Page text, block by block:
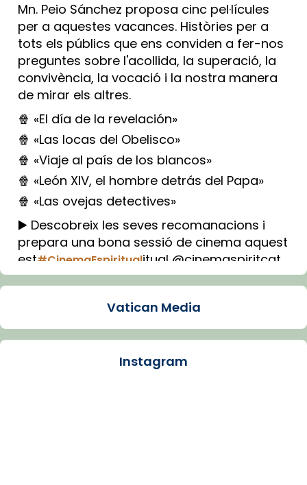
Mn. Peio Sánchez proposa cinc pel·lícules
per a aquestes vacances. Històries per a
tots els públics que ens conviden a fer-nos
preguntes sobre l'acollida, la superació, la
convivència, la vocació i la nostra manera
de mirar els altres.
🍿 «El día de la revelación»
🍿 «Las locas del Obelisco»
🍿 «Viaje al país de los blancos»
🍿 «León XIV, el hombre detrás del Papa»
🍿 «Las ovejas detectives»
▶️ Descobreix les seves recomanacions i
prepara una bona sessió de cinema aquest
est#CinemaEspiritualitual @cinemaspiritcat
Imatge: Generada amb IA (OpenAI)
Arquebisbat de Barcelona
Vatican Media
Instagram